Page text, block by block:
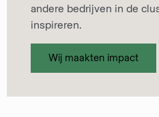
andere bedrijven in de
inspireren.
Wij maakten impact